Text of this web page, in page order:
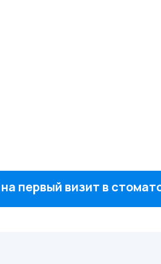
первый визит в